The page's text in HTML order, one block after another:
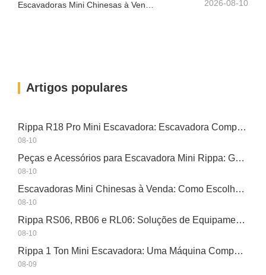
2026-08-10
Artigos populares
Rippa R18 Pro Mini Escavadora: Escavadora Compacta Construída para Trabalhos Profissionais
08-10
Peças e Acessórios para Escavadora Mini Rippa: Guia Completo de Substituição e Atualização
08-10
Escavadoras Mini Chinesas à Venda: Como Escolher um Fabricante Fiável
08-10
Rippa RS06, RB06 e RL06: Soluções de Equipamento Compacto para Estaleiros Globais
08-10
Rippa 1 Ton Mini Escavadora: Uma Máquina Compacta para Pequenos Trabalhos
08-09